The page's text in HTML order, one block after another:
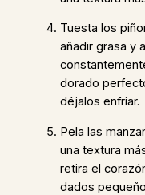
Tuesta los
añadir grasa y
dorado
déjalos enfriar.
Pela las
una textura
retira el
dados